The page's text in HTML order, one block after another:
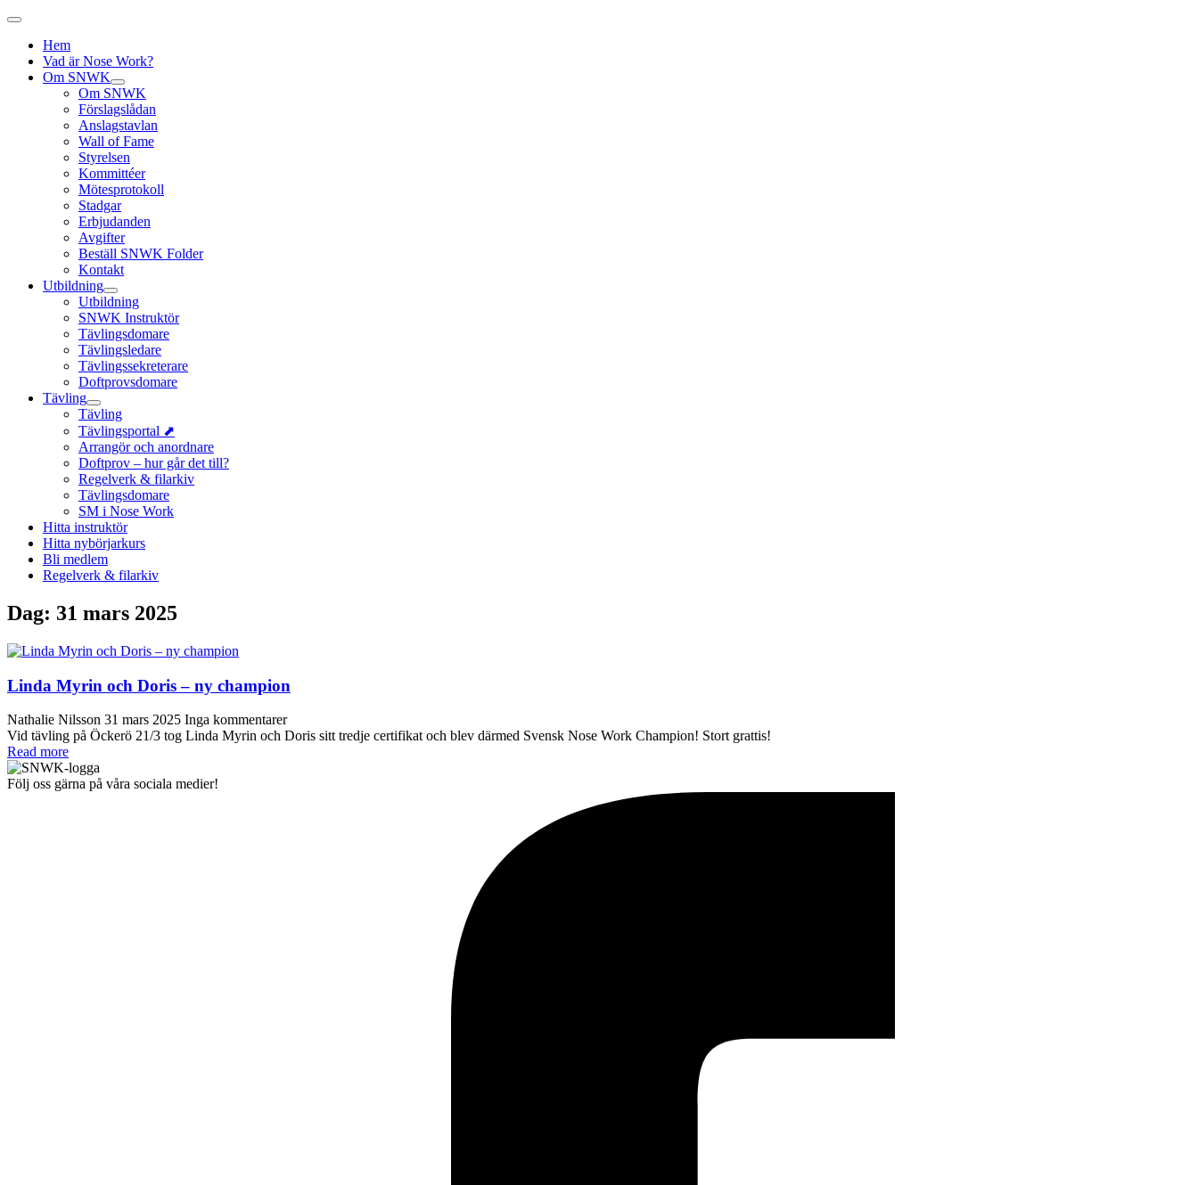
Hem
Vad är Nose Work?
Om SNWK
Om SNWK
Förslagslådan
Anslagstavlan
Wall of Fame
Styrelsen
Kommittéer
Mötesprotokoll
Stadgar
Erbjudanden
Avgifter
Beställ SNWK Folder
Kontakt
Utbildning
Utbildning
SNWK Instruktör
Tävlingsdomare
Tävlingsledare
Tävlingssekreterare
Doftprovsdomare
Tävling
Tävling
Tävlingsportal ⬈
Arrangör och anordnare
Doftprov – hur går det till?
Regelverk & filarkiv
Tävlingsdomare
SM i Nose Work
Hitta instruktör
Hitta nybörjarkurs
Bli medlem
Regelverk & filarkiv
Dag: 31 mars 2025
Linda Myrin och Doris – ny champion
Nathalie Nilsson 31 mars 2025 Inga kommentarer
Vid tävling på Öckerö 21/3 tog Linda Myrin och Doris sitt tredje certifikat och blev därmed Svensk Nose Work Champion! Stort grattis!
Read more
Följ oss gärna på våra sociala medier!